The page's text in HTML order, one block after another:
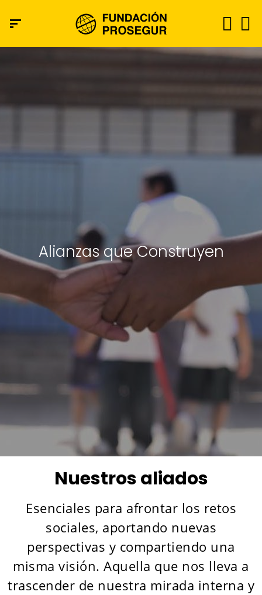
Alianzas que Construyen
Nuestros aliados
Esenciales para afrontar los retos
sociales, aportando nuevas
perspectivas y compartiendo una
misma visión. Aquella que nos lleva a
trascender de nuestra mirada interna y